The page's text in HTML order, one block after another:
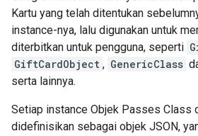
Kartu yang telah ditentukan
instance-nya, lalu digunakan untuk
diterbitkan untuk pengguna, seperti
GiftCardObject , GenericClass
serta lainnya.
Setiap instance Objek Passes Class
didefinisikan sebagai objek JSON,